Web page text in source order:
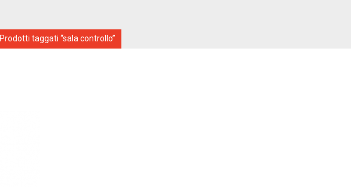
Prodotti taggati “sala controllo”